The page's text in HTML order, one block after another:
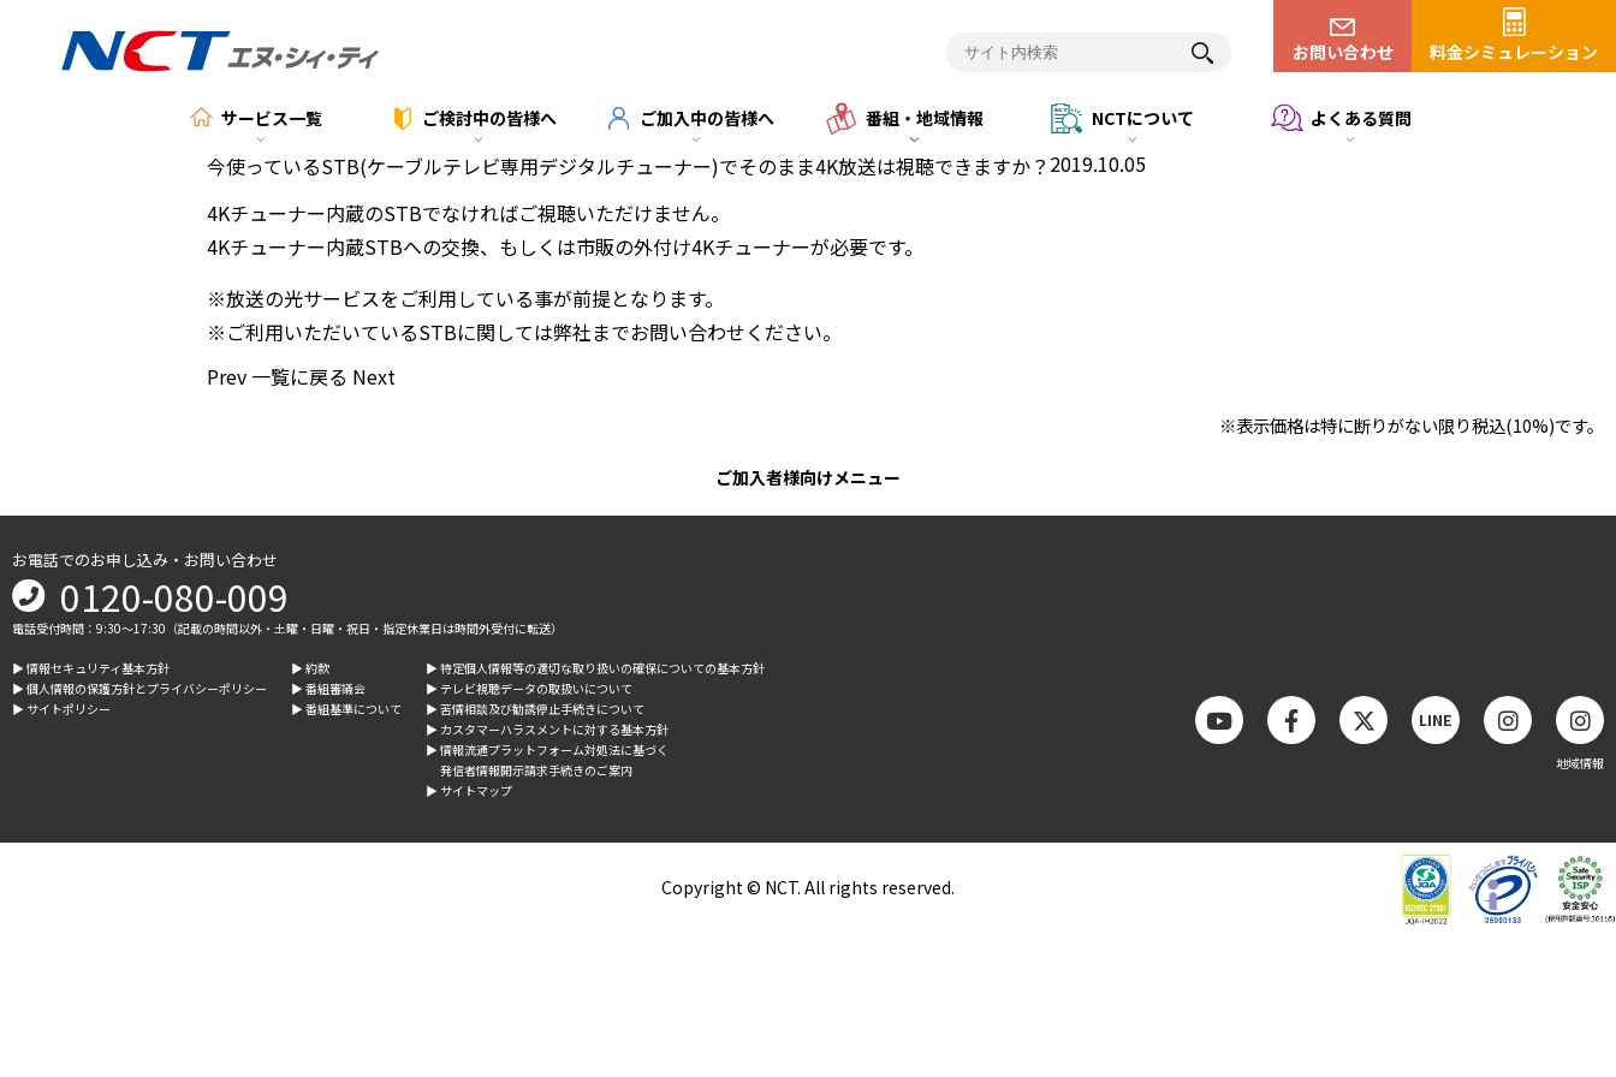
お問い合わせ 料金シミュレーション
サービス一覧 ご検討中の皆様へ ご加入中の皆様へ 番組・地域情報 NCTについて よくある質問
今使っているSTB(ケーブルテレビ専用デジタルチューナー)でそのまま4K放送は視聴できますか？ 2019.10.05
4Kチューナー内蔵のSTBでなければご視聴いただけません。
4Kチューナー内蔵STBへの交換、もしくは市販の外付け4Kチューナーが必要です。
※放送の光サービスをご利用している事が前提となります。
※ご利用いただいているSTBに関しては弊社までお問い合わせください。
Prev 一覧に戻る Next
※表示価格は特に断りがない限り税込(10%)です。
ご加入者様向けメニュー
お電話でのお申し込み・お問い合わせ
0120-080-009
電話受付時間：9:30～17:30（記載の時間以外・土曜・日曜・祝日・指定休業日は時間外受付に転送）
▶︎ 情報セキュリティ基本方針
▶︎ 個人情報の保護方針とプライバシーポリシー
▶︎ サイトポリシー
▶︎ 約款
▶︎ 番組審議会
▶︎ 番組基準について
▶︎ 特定個人情報等の適切な取り扱いの確保についての基本方針
▶︎ テレビ視聴データの取扱いについて
▶︎ 苦情相談及び勧誘停止手続きについて
▶︎ カスタマーハラスメントに対する基本方針
▶︎ 情報流通プラットフォーム対処法に基づく
発信者情報開示請求手続きのご案内
▶︎ サイトマップ
LINE
地域情報
Copyright © NCT. All rights reserved.